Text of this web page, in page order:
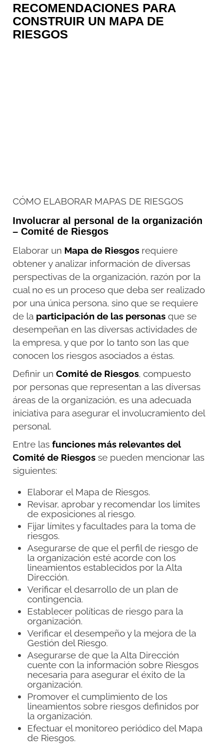
RECOMENDACIONES PARA
CONSTRUIR UN MAPA DE
RIESGOS
CÓMO ELABORAR MAPAS DE RIESGOS
Involucrar al personal de la organización
– Comité de Riesgos
Elaborar un Mapa de Riesgos requiere
obtener y analizar información de diversas
perspectivas de la organización, razón por la
cual no es un proceso que deba ser realizado
por una única persona, sino que se requiere
de la participación de las personas que se
desempeñan en las diversas actividades de
la empresa, y que por lo tanto son las que
conocen los riesgos asociados a éstas.
Definir unComité de Riesgos, compuesto
por personas que representan a las diversas
áreas de la organización, es una adecuada
iniciativa para asegurar el involucramiento del
personal.
Entre lasfunciones más relevantes del
Comité de Riesgos se pueden mencionar las
siguientes:
Elaborar el Mapa de Riesgos.
Revisar, aprobar y recomendar los límites
de exposiciones al riesgo.
Fijar límites y facultades para la toma de
riesgos.
Asegurarse de que el perfil de riesgo de
la organización esté acorde con los
lineamientos establecidos por la Alta
Dirección.
Verificar el desarrollo de un plan de
contingencia.
Establecer políticas de riesgo para la
organización.
Verificar el desempeño y la mejora de la
Gestión del Riesgo.
Asegurarse de que la Alta Dirección
cuente con la información sobre Riesgos
necesaria para asegurar el éxito de la
organización.
Promover el cumplimiento de los
lineamientos sobre riesgos definidos por
la organización.
Efectuar el monitoreo periódico del Mapa
de Riesgos.